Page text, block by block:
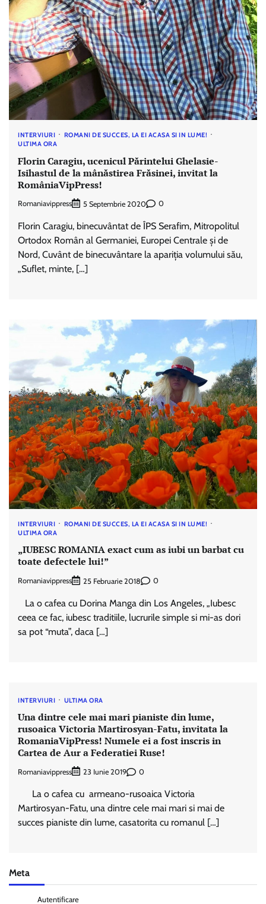
INTERVIURI
ROMANI DE SUCCES, LA EI ACASA SI IN LUME!
ULTIMA ORA
Florin Caragiu, ucenicul Părintelui Ghelasie-
Isihastul de la mânăstirea Frăsinei, invitat la
RomâniaVipPress!
Romaniavippress 5 Septembrie 2020 0
Florin Caragiu, binecuvântat de ÎPS Serafim, Mitropolitul
Ortodox Român al Germaniei, Europei Centrale și de
Nord, Cuvânt de binecuvântare la apariția volumului său,
„Suflet, minte, […]
INTERVIURI
ROMANI DE SUCCES, LA EI ACASA SI IN LUME!
ULTIMA ORA
„IUBESC ROMANIA exact cum as iubi un barbat cu
toate defectele lui!”
Romaniavippress 25 Februarie 2018 0
La o cafea cu Dorina Manga din Los Angeles, „Iubesc
ceea ce fac, iubesc traditiile, lucrurile simple si mi-as dori
sa pot “muta”, daca […]
INTERVIURI ULTIMA ORA
Una dintre cele mai mari pianiste din lume,
rusoaica Victoria Martirosyan-Fatu, invitata la
RomaniaVipPress! Numele ei a fost inscris in
Cartea de Aur a Federatiei Ruse!
Romaniavippress 23 Iunie 2019 0
La o cafea cu armeano-rusoaica Victoria
Martirosyan-Fatu, una dintre cele mai mari si mai de
succes pianiste din lume, casatorita cu romanul […]
Meta
Autentificare